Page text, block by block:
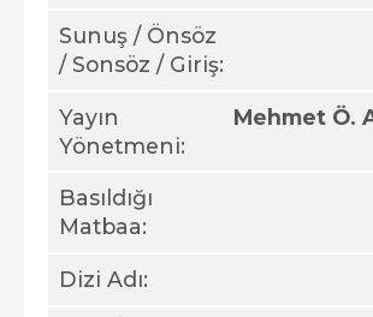
Sunuş / Önsöz
/ Sonsöz / Giriş:
Yayın
Yönetmeni:
Mehmet Ö.
Basıldığı
Matbaa:
Dizi Adı: